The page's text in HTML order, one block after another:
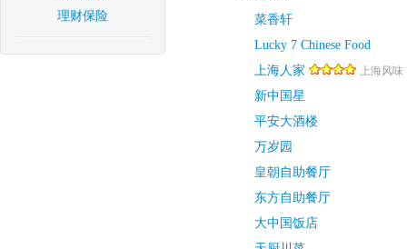
理财保险
菜香轩
Lucky 7 Chinese Food
上海人家
上海风
新中国星
平安大酒楼
万岁园
皇朝自助餐厅
东方自助餐厅
大中国饭店